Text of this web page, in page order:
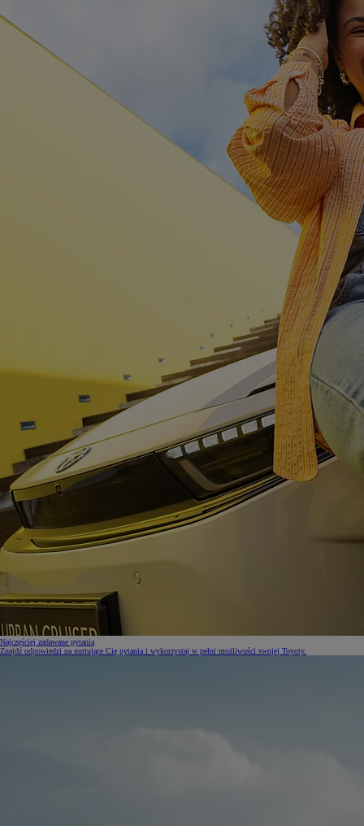
Najczęściej zadawane pytania
Znajdź odpowiedzi na nurtujące Cię pytania i wykorzystaj w pełni możliwości swojej Toyoty.